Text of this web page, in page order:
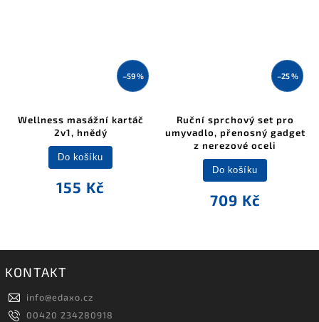
–59 %
Wellness masážní kartáč
2v1, hnědý
155 Kč
Do košíku
–25 %
Ruční sprchový set pro
umyvadlo, přenosný gadget
z nerezové oceli
709 Kč
Do košíku
KONTAKT
info@edaxo.cz
00420 234280918